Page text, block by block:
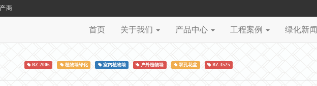
商
首页 关于我们 产品中心 工程案例 绿化新闻
BZ-2006 植物墙绿化 室内植物墙 户外植物墙 双孔花盆 BZ-3525